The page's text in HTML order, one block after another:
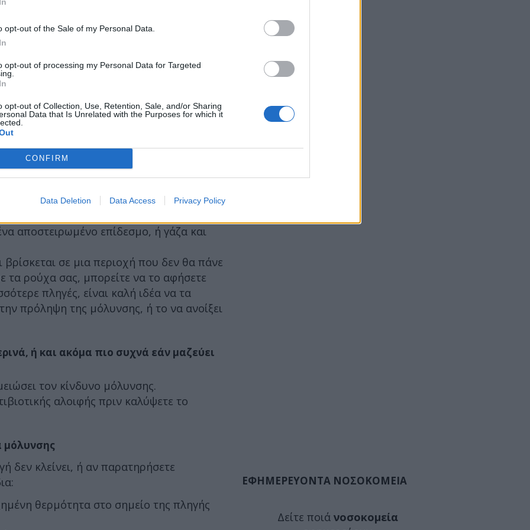
opt-out of the Sale of my Personal Data.
opt-out of processing my Personal Data for Targeted
opt-out of Collection, Use, Retention, Sale, and/or Sharing
Data that Is Unrelated with the Purposes for which it
CONFIRM
Data Deletion Data Access Privacy Policy
πιέστε απαλά και σταθερή με ένα
να κρατάτε την πίεση σταθερά.
ή τη γάζα για να ελέγξετε την πληγή,
του αίματος στο σημείο και η πληγή θα
Εάν το αίμα διαπερνάει το ύφασμα/γάζα,
από πάνω και διατηρείστε την
σας, μπορείτε να επιβραδύνετε την
πάνω από το κεφάλι σας.
ή αν δεν σταματάει η αιμορραγία,
και η πληγή είναι καθαρή, θα
αποστειρωμένο επίδεσμο, ή γάζα και
βρίσκεται σε μια περιοχή που δεν θα πάνε
τα ρούχα σας, μπορείτε να το αφήσετε
πληγές, είναι καλή ιδέα να τα
πρόληψη της μόλυνσης, ή το να ανοίξει
ή και ακόμα πιο συχνά εάν μαζεύει
τον κίνδυνο μόλυνσης.
αλοιφής πριν καλύψετε το
μόλυνσης
δεν κλείνει, ή αν παρατηρήσετε
θερμότητα στο σημείο της πληγής
ΕΦΗΜΕΡΕΥΟΝΤΑ ΝΟΣΟΚΟΜΕΙΑ
Δείτε ποιά νοσοκομεία